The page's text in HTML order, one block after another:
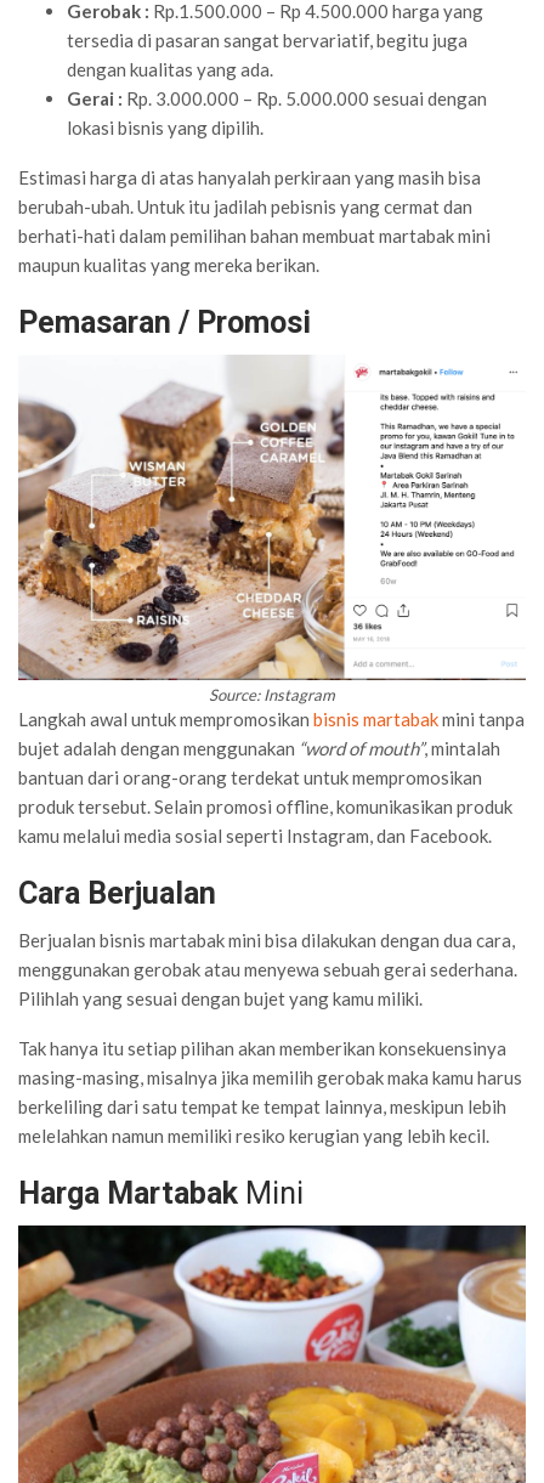
Gerobak : Rp.1.500.000 – Rp 4.500.000 harga yang
tersedia di pasaran sangat bervariatif, begitu juga
dengan kualitas yang ada.
Gerai : Rp. 3.000.000 – Rp. 5.000.000 sesuai dengan
lokasi bisnis yang dipilih.
Estimasi harga di atas hanyalah perkiraan yang masih bisa
berubah-ubah. Untuk itu jadilah pebisnis yang cermat dan
berhati-hati dalam pemilihan bahan membuat martabak mini
maupun kualitas yang mereka berikan.
Pemasaran / Promosi
Source: Instagram
Langkah awal untuk mempromosikan bisnis martabakmini tanpa
bujet adalah dengan menggunakan “word of mouth”, mintalah
bantuan dari orang-orang terdekat untuk mempromosikan
produk tersebut. Selain promosi offline, komunikasikan produk
kamu melalui media sosial seperti Instagram, dan Facebook.
Cara Berjualan
Berjualan bisnis martabak mini bisa dilakukan dengan dua cara,
menggunakan gerobak atau menyewa sebuah gerai sederhana.
Pilihlah yang sesuai dengan bujet yang kamu miliki.
Tak hanya itu setiap pilihan akan memberikan konsekuensinya
masing-masing, misalnya jika memilih gerobak maka kamu harus
berkeliling dari satu tempat ke tempat lainnya, meskipun lebih
melelahkan namun memiliki resiko kerugian yang lebih kecil.
Harga Martabak Mini